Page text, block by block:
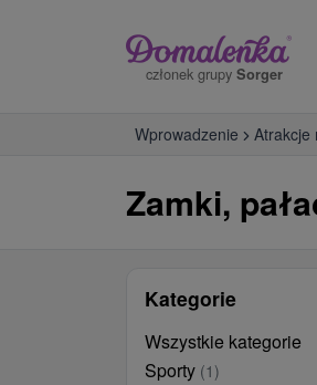
członek grupy Sorger
Wprowadzenie Atrakcje
Zamki,
Kategorie
Wszystkie kategorie
Sporty (1)